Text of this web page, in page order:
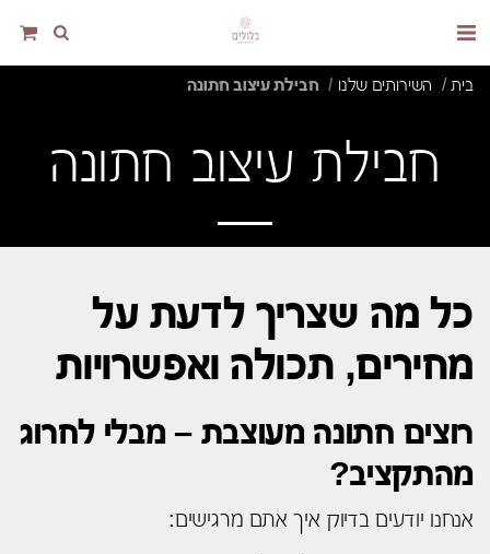
בית השירותים שלנו חבילת עיצוב חתונה
חבילת עיצוב חתונה
כל מה שצריך לדעת על
מחירים, תכולה ואפשרויות
רוצים חתונה מעוצבת – מבלי לחרוג
מהתקציב?
אנחנו יודעים בדיוק איך אתם מרגישים: